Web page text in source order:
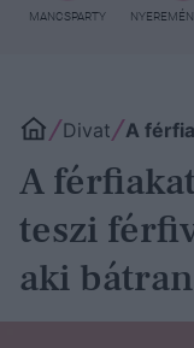
MANCSPARTY
Divat A
A
teszi
aki